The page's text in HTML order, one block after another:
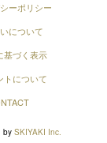
ーポリシー
について
基づく表示
トについて
by SKIYAKI Inc.